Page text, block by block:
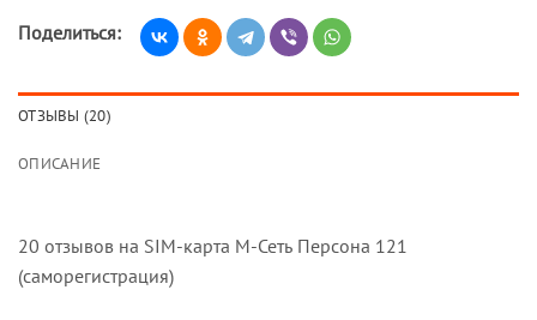
Поделиться:
ОТЗЫВЫ (20)
ОПИСАНИЕ
20 отзывов на SIM-карта М-Сеть Персона 121
(саморегистрация)